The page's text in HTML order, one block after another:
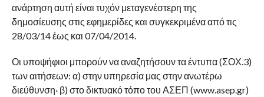
ανάρτηση αυτή είναι τυχόν μεταγενέστερη της
δημοσίευσης στις εφημερίδες και συγκεκριμένα από τις
28/03/14 έως και 07/04/2014.
Οι υποψήφιοι μπορούν να αναζητήσουν τα έντυπα (ΣΟΧ.3)
των αιτήσεων: α) στην υπηρεσία μας στην ανωτέρω
διεύθυνση· β) στο δικτυακό τόπο του ΑΣΕΠ (www.asep.gr)